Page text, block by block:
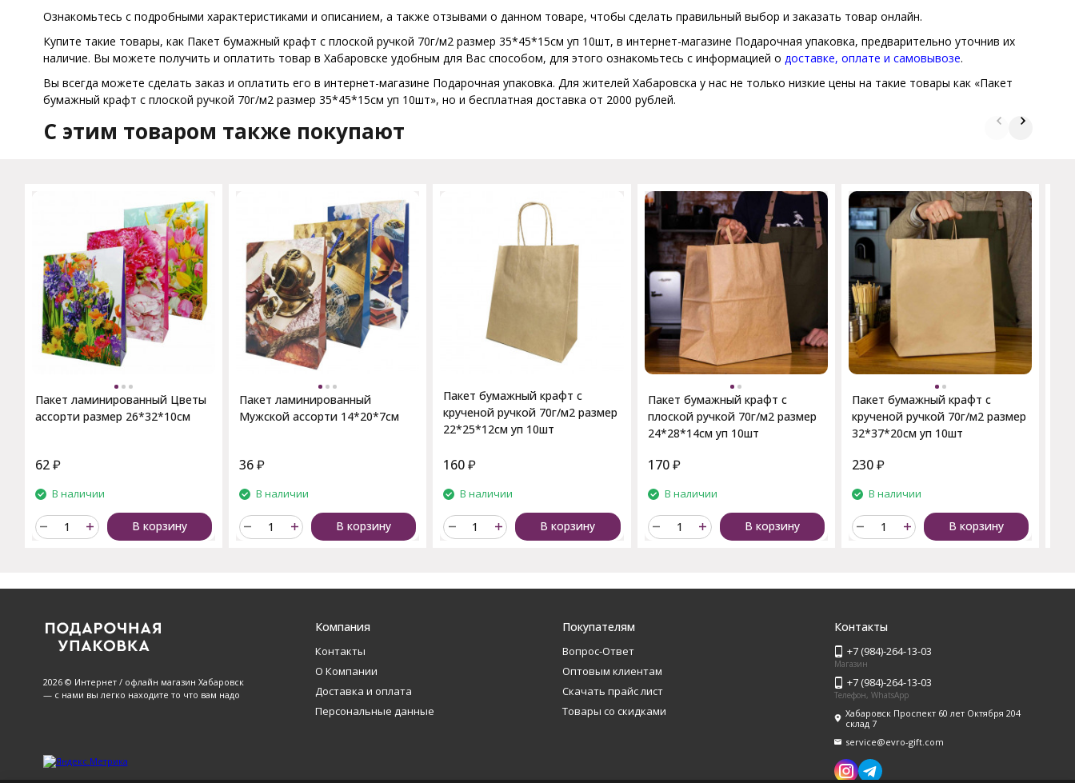
Ознакомьтесь с подробными характеристиками и описанием, а также отзывами о данном товаре, чтобы сделать правильный выбор и заказать товар онлайн.
Купите такие товары, как Пакет бумажный крафт с плоской ручкой 70г/м2 размер 35*45*15см уп 10шт, в интернет-магазине Подарочная упаковка, предварительно уточнив их
наличие. Вы можете получить и оплатить товар в Хабаровске удобным для Вас способом, для этого ознакомьтесь с информацией о доставке, оплате и самовывозе.
Вы всегда можете сделать заказ и оплатить его в интернет-магазине Подарочная упаковка. Для жителей Хабаровска у нас не только низкие цены на такие товары как «Пакет
бумажный крафт с плоской ручкой 70г/м2 размер 35*45*15см уп 10шт», но и бесплатная доставка от 2000 рублей.
C этим товаром также покупают
Пакет ламинированный Цветы
ассорти размер 26*32*10см
62 ₽
В наличии
В корзину
Пакет ламинированный
Мужской ассорти 14*20*7см
36₽
В наличии
В корзину
Пакет бумажный крафт с
крученой ручкой 70г/м2 размер
22*25*12см уп 10шт
160₽
В наличии
В корзину
Пакет бумажный крафт с
плоской ручкой 70г/м2 размер
24*28*14см уп 10шт
170₽
В наличии
В корзину
Пакет бумажный крафт с
крученой ручкой 70г/м2 размер
32*37*20см уп 10шт
230₽
В наличии
В корзину
2026 © Интернет / офлайн магазин Хабаровск
— с нами вы легко находите то что вам надо
Компания
Контакты
О Компании
Доставка и оплата
Персональные данные
Покупателям
Вопрос-Ответ
Оптовым клиентам
Скачать прайс лист
Товары со скидками
Контакты
+7 (984)-264-13-03
Магазин
+7 (984)-264-13-03
Телефон, WhatsApp
Хабаровск Проспект 60 лет Октября 204
склад 7
service@evro-gift.com